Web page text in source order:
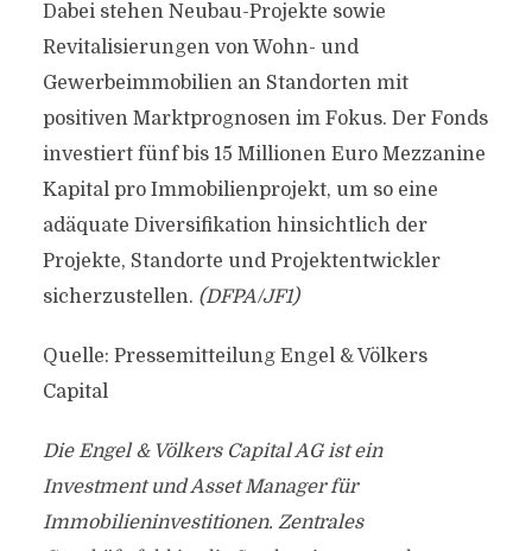
Dabei stehen Neubau-Projekte sowie
Revitalisierungen von Wohn- und
Gewerbeimmobilien an Standorten mit
positiven Marktprognosen im Fokus. Der Fonds
investiert fünf bis 15 Millionen Euro Mezzanine
Kapital pro Immobilienprojekt, um so eine
adäquate Diversifikation hinsichtlich der
Projekte, Standorte und Projektentwickler
sicherzustellen. (DFPA/JF1)
Quelle: Pressemitteilung Engel & Völkers
Capital
Die Engel & Völkers Capital AG ist ein
Investment und Asset Manager für
Immobilieninvestitionen. Zentrales